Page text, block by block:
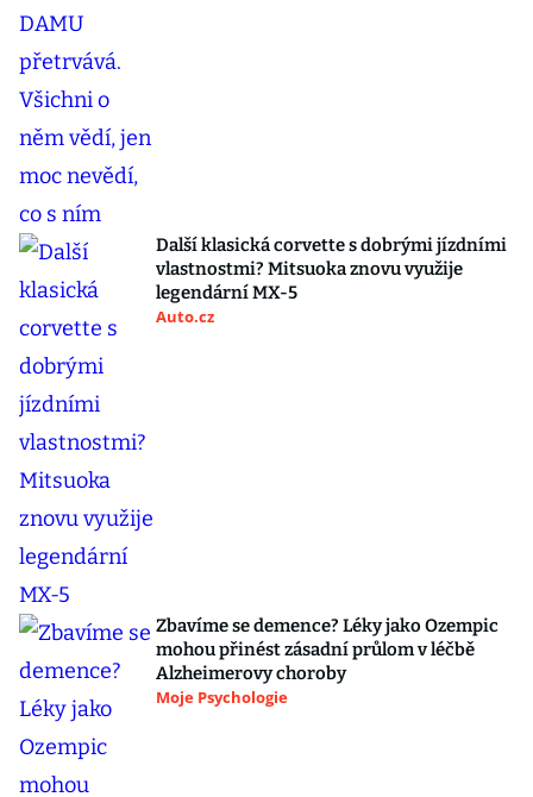
Další klasická corvette s dobrými jízdními
vlastnostmi? Mitsuoka znovu využije
legendární MX-5
Auto.cz
Zbavíme se demence? Léky jako Ozempic
mohou přinést zásadní průlom v léčbě
Alzheimerovy choroby
Moje Psychologie